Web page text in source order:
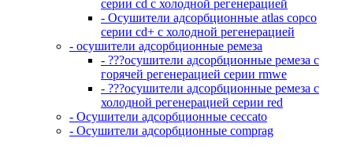
серии cd с холодной регенерацией
- Осушители адсорбционные atlas copco
серии cd+ с холодной регенерацией
- осушители адсорбционные ремеза
- ???осушители адсорбционные ремеза с
горячей регенерацией серии rmwe
- ???осушители адсорбционные ремеза с
холодной регенерацией серии red
- Осушители адсорбционные ceccato
- Осушители адсорбционные comprag